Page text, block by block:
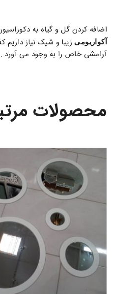
اضافه کردن گل و گیاه به
آکواریومی زیبا و شیک نیاز
آرامشی خاص را به وجود می آورد .
محصولات